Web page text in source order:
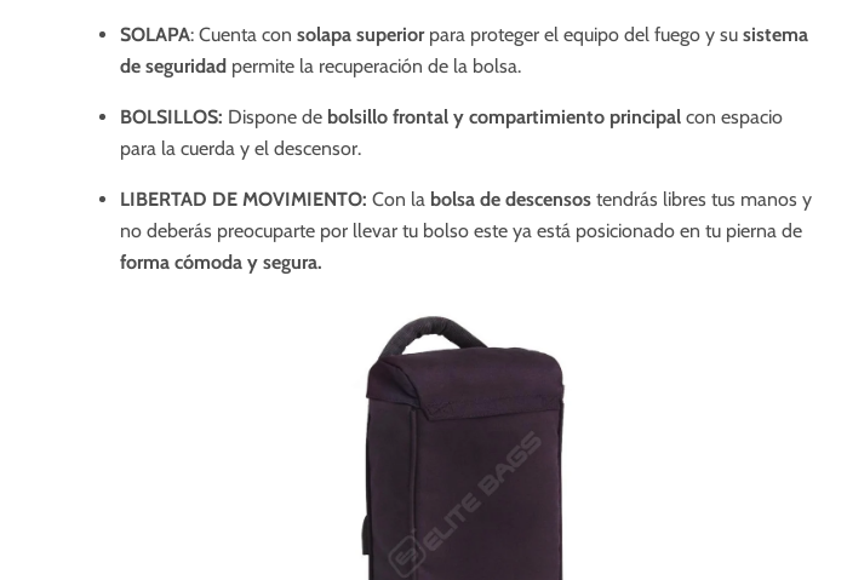
SOLAPA: Cuenta con solapa superior para proteger el equipo del fuego y su sistema
de seguridadpermite la recuperación de la bolsa.
BOLSILLOS: Dispone debolsillo frontal y compartimiento principal con espacio
para la cuerda y el descensor.
LIBERTAD DE MOVIMIENTO: Con la bolsa de descensos tendrás libres tus manos y
no deberás preocuparte por llevar tu bolso este ya está posicionado en tu pierna de
forma cómoda y segura.